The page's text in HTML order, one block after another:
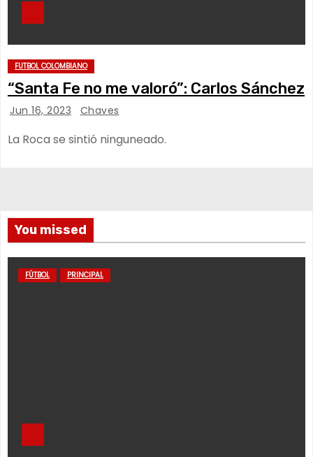
FUTBOL COLOMBIANO
“Santa Fe no me valoró”: Carlos Sánchez
Jun 16, 2023 Chaves
La Roca se sintió ninguneado.
You missed
FÚTBOL PRINCIPAL